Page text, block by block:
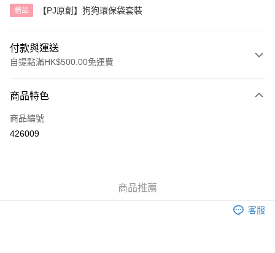
贈品 【PJ原創】狗狗環保袋套裝
付款與運送
自提點滿HK$500.00免運費
信用卡
AlipayHK
每筆HK$40.00，滿HK$500.00或以上免運費
商品特色
商品編號
426009
商品推薦
客服